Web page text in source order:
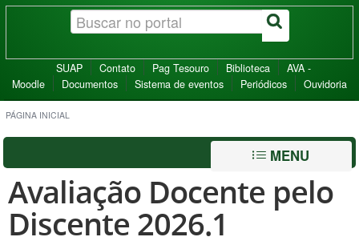
SUAP Contato Pag Tesouro Biblioteca
AVA -
Moodle
Documentos Sistema de eventos Periódicos Ouvidoria
PÁGINA INICIAL
MENU
Avaliação Docente pelo
Discente 2026.1